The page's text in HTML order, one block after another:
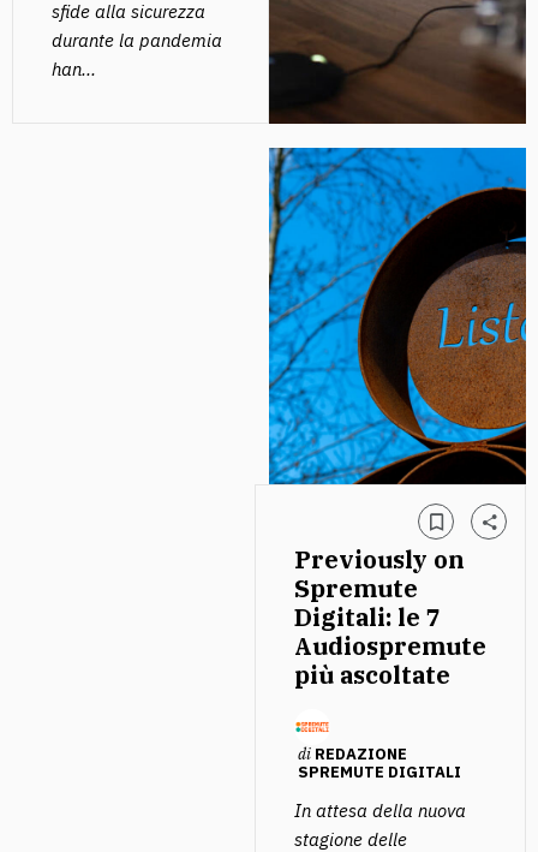
sfide alla sicurezza
durante la pandemia
han...
Previously on
Spremute
Digitali: le 7
Audiospremute
più ascoltate
di REDAZIONE
SPREMUTE DIGITALI
In attesa della nuova
stagione delle